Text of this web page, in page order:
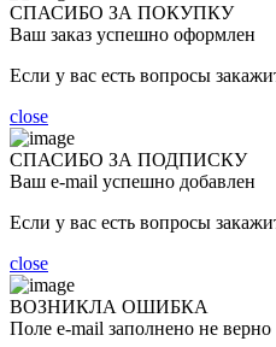
СПАСИБО ЗА ПОКУПКУ
Ваш заказ успешно оформлен
Если у вас есть вопросы
close
СПАСИБО ЗА ПОДПИСКУ
Ваш e-mail успешно добавлен
Если у вас есть вопросы
close
ВОЗНИКЛА ОШИБКА
Поле e-mail заполнено не верно